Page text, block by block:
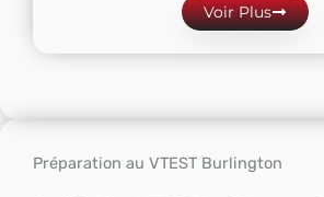
Voir Plus
Préparation au VTEST Burlington